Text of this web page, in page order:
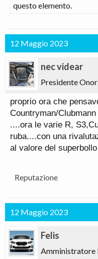
questo elemento.
12 Maggio 2023
nec videar
Presidente
proprio ora che
Countryman/
....ora le varie R,
ruba....con una
al valore del superbollo
Reputazione
12 Maggio 2023
Felis